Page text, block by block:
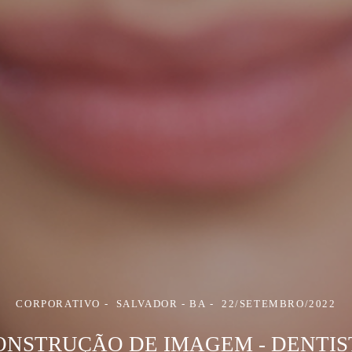
CORPORATIVO SALVADOR - BA 22/SETEMBRO/2022
DE IMAGEM -